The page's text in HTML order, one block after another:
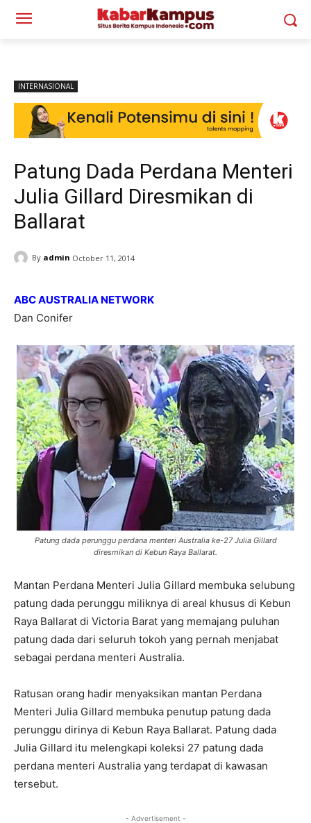
INTERNASIONAL
Patung Dada Perdana Menteri
Julia Gillard Diresmikan di
Ballarat
By admin October 11, 2014
ABC AUSTRALIA NETWORK
Dan Conifer
Patung dada perunggu perdana menteri Australia ke-27 Julia Gillard
diresmikan di Kebun Raya Ballarat.
Mantan Perdana Menteri Julia Gillard membuka selubung
patung dada perunggu miliknya di areal khusus di Kebun
Raya Ballarat di Victoria Barat yang memajang puluhan
patung dada dari seluruh tokoh yang pernah menjabat
sebagai perdana menteri Australia.
Ratusan orang hadir menyaksikan mantan Perdana
Menteri Julia Gillard membuka penutup patung dada
perunggu dirinya di Kebun Raya Ballarat. Patung dada
Julia Gillard itu melengkapi koleksi 27 patung dada
perdana menteri Australia yang terdapat di kawasan
tersebut.
- Advertisement -